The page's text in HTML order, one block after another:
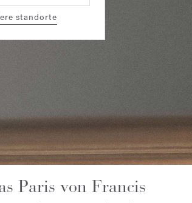
standorte
Paris von Francis